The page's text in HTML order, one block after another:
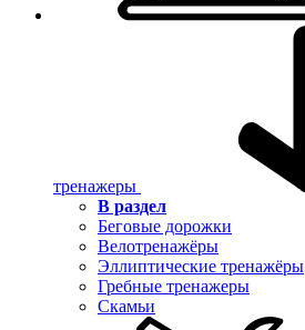
тренажеры
В раздел
Беговые дорожки
Велотренажёры
Эллиптические тренажёры
Гребные тренажеры
Скамьи